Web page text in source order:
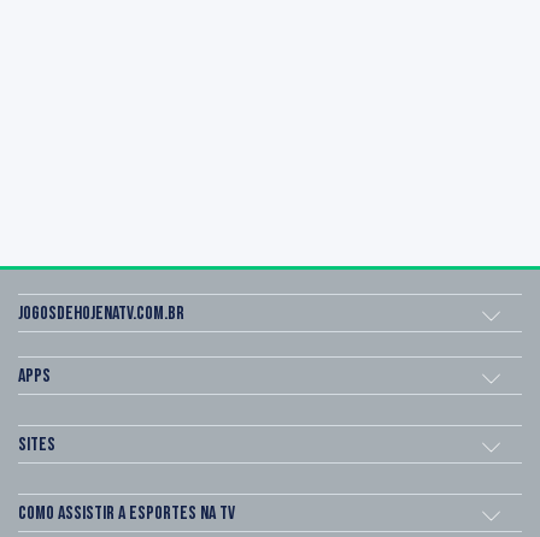
Jogosdehojenatv.com.br
Apps
Sites
Como assistir a esportes na TV